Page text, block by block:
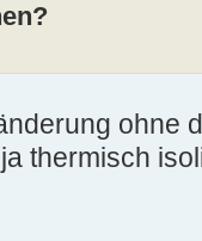
ohne
thermisch